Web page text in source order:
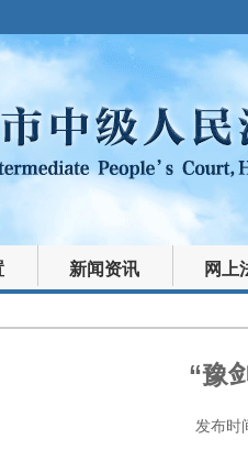
新闻资讯 网上
“豫
发布时